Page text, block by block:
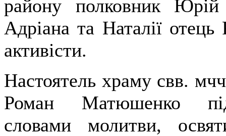
району полковник Юрій
Адріана та Наталії
активісти.
Настоятель храму свв.
Роман Матюшенко
словами молитви,